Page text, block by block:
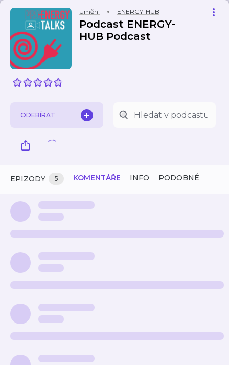
Umění ENERGY-HUB
Podcast ENERGY-
HUB Podcast
ODEBÍRAT
EPIZODY 5 KOMENTÁŘE INFO PODOBNÉ